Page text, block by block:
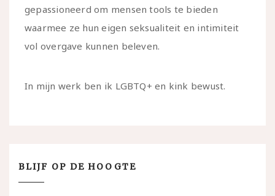
gepassioneerd om mensen tools te bieden
waarmee ze hun eigen seksualiteit en intimiteit
vol overgave kunnen beleven.
In mijn werk ben ik LGBTQ+ en kink bewust.
BLIJF OP DE HOOGTE